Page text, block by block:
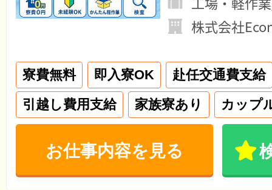
株式会社
寮費無料 即入寮OK
赴任交通費支給
引越し費用支給
家族寮あり カップ
お仕事内容を見る